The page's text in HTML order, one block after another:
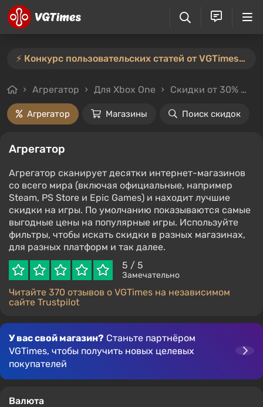
⚡️ Конкурс пользовательских статей от VGTimes продлён — участвуйте тут ⚡️
Агрегатор Для Xbox One Скидки от 30%
Агрегатор Магазины Поиск скидок
Агрегатор
Агрегатор сканирует десятки интернет-магазинов
со всего мира (включая официальные, например
Steam, PS Store и Epic Games) и находит лучшие
скидки на игры. По умолчанию показываются самые
выгодные цены на популярные игры. Используйте
фильтры, чтобы искать скидки в разных магазинах,
для разных платформ и так далее.
5 / 5
Замечательно
Читайте 370 отзывов о VGTimes на независимом
сайте Trustpilot
У вас свой магазин? Станьте партнёром
VGTimes, чтобы получить новых целевых
покупателей
Валюта